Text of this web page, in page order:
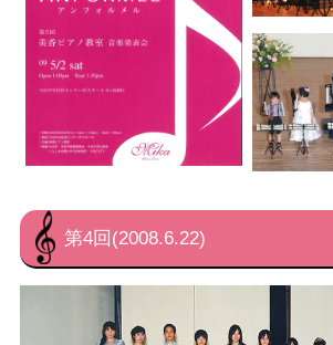
第4回(2008.6.22)